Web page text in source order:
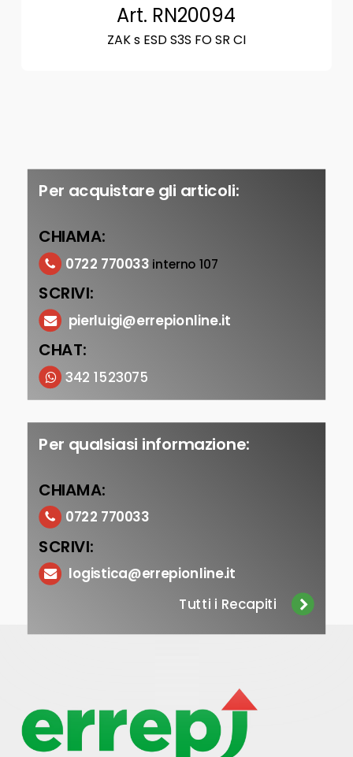
Art. RN20094
ZAK s ESD S3S FO SR CI
Per acquistare gli articoli:
CHIAMA:
0722 770033 interno 107
SCRIVI:
pierluigi@errepionline.it
CHAT:
342 1523075
Per qualsiasi informazione:
CHIAMA:
0722 770033
SCRIVI:
logistica@errepionline.it
Tutti i Recapiti